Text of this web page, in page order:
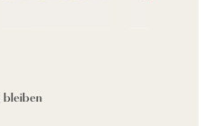
bleiben